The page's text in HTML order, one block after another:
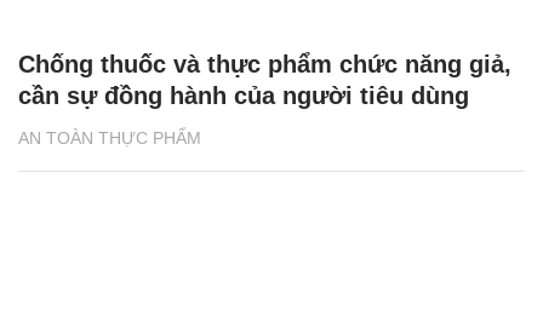
AN TOÀN THỰC PHẨM
Chống thuốc và thực phẩm chức năng giả,
cần sự đồng hành của người tiêu dùng